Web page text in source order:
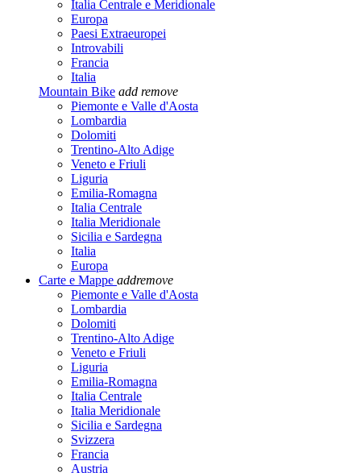
Italia Centrale e Meridionale
Europa
Paesi Extraeuropei
Introvabili
Francia
Italia
Mountain Bike add remove
Piemonte e Valle d'Aosta
Lombardia
Dolomiti
Trentino-Alto Adige
Veneto e Friuli
Liguria
Emilia-Romagna
Italia Centrale
Italia Meridionale
Sicilia e Sardegna
Italia
Europa
Carte e Mappe addremove
Piemonte e Valle d'Aosta
Lombardia
Dolomiti
Trentino-Alto Adige
Veneto e Friuli
Liguria
Emilia-Romagna
Italia Centrale
Italia Meridionale
Sicilia e Sardegna
Svizzera
Francia
Austria